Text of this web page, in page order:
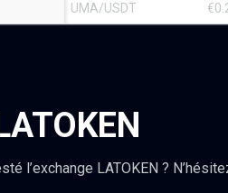
UMA/USDT
l’exchange LATOKEN ?